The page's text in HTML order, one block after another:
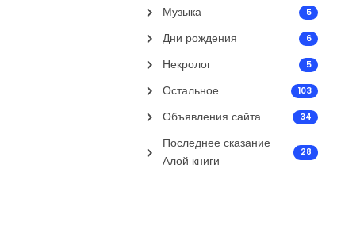
Музыка 5
Дни рождения 6
Некролог 5
Остальное 103
Объявления сайта 34
Последнее сказание
Алой книги
28